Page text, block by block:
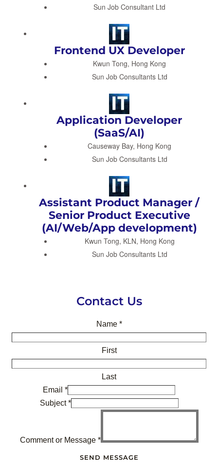
Sun Job Consultant Ltd
Frontend UX Developer
Kwun Tong, Hong Kong
Sun Job Consultants Ltd
Application Developer
(SaaS/AI)
Causeway Bay, Hong Kong
Sun Job Consultants Ltd
Assistant Product Manager /
Senior Product Executive
(AI/Web/App development)
Kwun Tong, KLN, Hong Kong
Sun Job Consultants Ltd
Contact Us
Name *
First
Last
Email *
Subject*
Comment or Message *
SEND MESSAGE